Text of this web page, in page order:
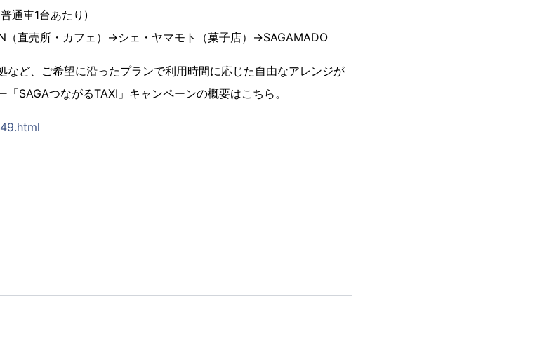
通車1台あたり)
直売所・カフェ）→シェ・ヤマモト（菓子店）→SAGAMADO
など、ご希望に沿ったプランで利用時間に応じた自由なアレンジが
SAGAつながるTAXI」キャンペーンの概要はこちら。